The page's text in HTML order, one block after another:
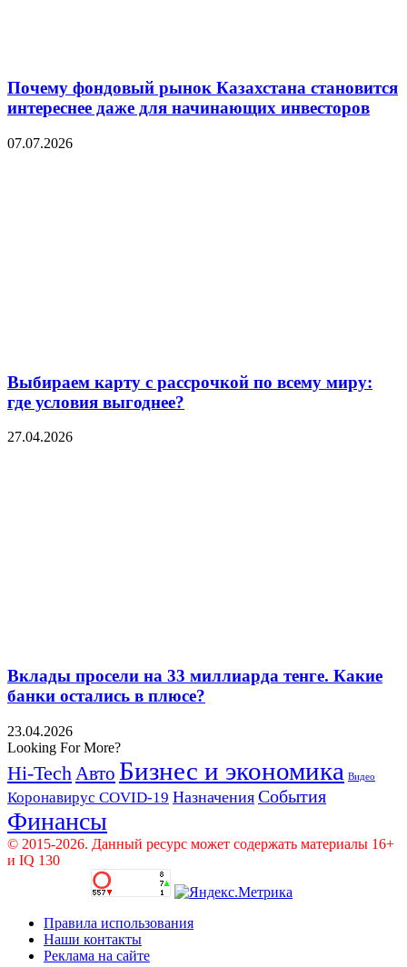
Почему фондовый рынок Казахстана становится
интереснее даже для начинающих инвесторов
07.07.2026
Выбираем карту с рассрочкой по всему миру:
где условия выгоднее?
27.04.2026
Вклады просели на 33 миллиарда тенге. Какие
банки остались в плюсе?
23.04.2026
Looking For More?
Hi-Tech Авто Бизнес и экономика Видео
Коронавирус COVID-19 Назначения События
Финансы
© 2015-2026. Данный ресурс может содержать материалы 16+
и IQ 130
Правила использования
Наши контакты
Реклама на сайте